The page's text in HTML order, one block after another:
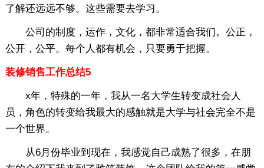
了解还远远不够。这些需要去学习。
公司的制度，运作，文化，都非常适合我们。公正，
公开，公平。每个人都有机会，只要勇于把握。
装修销售工作总结5
x年，特殊的一年，我从一名大学生转变成社会人
员，角色的转变给我最大的感触就是大学与社会完全不是
一个世界。
从6月份毕业到现在，我感觉自己成熟了很多，在朋